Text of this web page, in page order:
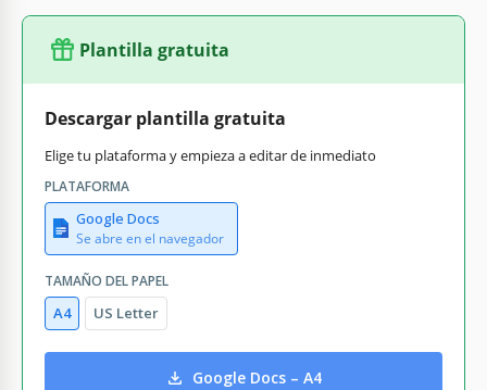
Plantilla gratuita
Descargar plantilla gratuita
Elige tu plataforma y empieza a editar de inmediato
PLATAFORMA
Google Docs
Se abre en el navegador
TAMAÑO DEL PAPEL
A4 US Letter
Google Docs – A4